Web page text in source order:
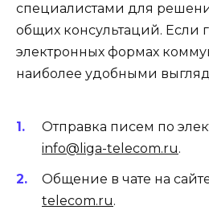
специалистами для
общих консультаций. Если
электронных формах
наиболее удобными
Отправка писем по
info@liga-telecom.ru.
Общение в чате на
telecom.ru.